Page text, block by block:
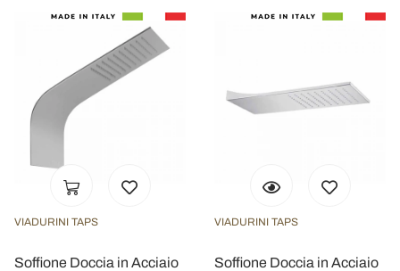
VIADURINI TAPS
Soffione Doccia in Acciaio
VIADURINI TAPS
Soffione Doccia in Acciaio